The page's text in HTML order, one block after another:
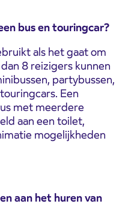
bus en touringcar?
als het gaat om
8 reizigers kunnen
partybussen,
Een
met meerdere
aan een toilet,
mogelijkheden
aan het huren van